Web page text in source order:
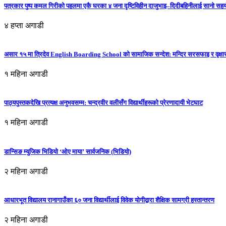
पत्रकार पुष्प कमल गिरीको पहलमा एकै घरका ४ जना दृष्टिविहीन दाजुभाइ–दिदीबहिनीलाई सानो
४ हप्ता अगाडी
असार १५ मा त्रिदेव English Boarding School को सामाजिक सन्देश: मन्दिर सरसफाइ र
१ महिना अगाडी
पाठ्यपुस्तकदेखि प्रत्यक्ष अनुभवसम्म: चन्द्रवीर वलीसँग विद्यार्थीहरूको प्रेरणादायी भेटघाट
१ महिना अगाडी
डान्सिङ म्युजिक भिडियो ‘ओए माया’ सार्वजनिक (भिडियो)
२ महिना अगाडी
आधारभूत विद्यालय रानागाउँका ६० जना विद्यार्थीलाई विवेक योगीद्वारा शैक्षिक सामग्री हस्तान्तरण
२ महिना अगाडी